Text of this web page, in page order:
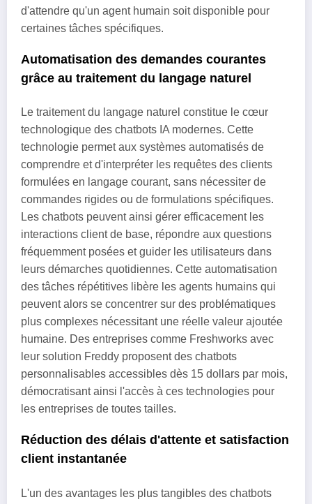
d'attendre qu'un agent humain soit disponible pour
certaines tâches spécifiques.
Automatisation des demandes courantes
grâce au traitement du langage naturel
Le traitement du langage naturel constitue le cœur
technologique des chatbots IA modernes. Cette
technologie permet aux systèmes automatisés de
comprendre et d'interpréter les requêtes des clients
formulées en langage courant, sans nécessiter de
commandes rigides ou de formulations spécifiques.
Les chatbots peuvent ainsi gérer efficacement les
interactions client de base, répondre aux questions
fréquemment posées et guider les utilisateurs dans
leurs démarches quotidiennes. Cette automatisation
des tâches répétitives libère les agents humains qui
peuvent alors se concentrer sur des problématiques
plus complexes nécessitant une réelle valeur ajoutée
humaine. Des entreprises comme Freshworks avec
leur solution Freddy proposent des chatbots
personnalisables accessibles dès 15 dollars par mois,
démocratisant ainsi l'accès à ces technologies pour
les entreprises de toutes tailles.
Réduction des délais d'attente et satisfaction
client instantanée
L'un des avantages les plus tangibles des chatbots